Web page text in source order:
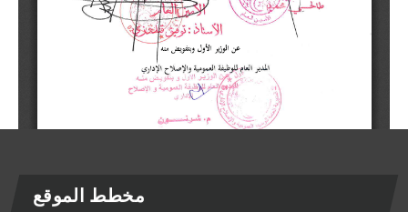
مخطط الموقع